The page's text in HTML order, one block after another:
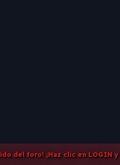
del foro! ¡Haz clic en LOGIN